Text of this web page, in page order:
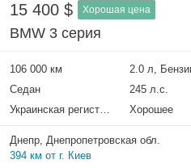
15 400 $ Хорошая цена
BMW 3 серия
106 000 км 2.0 л,
Седан
245 л.с.
Украинская регистрация
Хорошее
Днепр, Днепропетровская обл.
394 км от г. Киев